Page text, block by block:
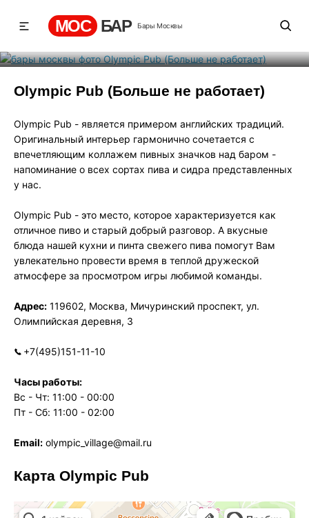
МОС БАР Бары Москвы
Olympic Pub (Больше не работает)
Olympic Pub - является примером английских традиций.
Оригинальный интерьер гармонично сочетается с
впечетляющим коллажем пивных значков над баром -
напоминание о всех сортах пива и сидра представленных
у нас.
Olympic Pub - это место, которое характеризуется как
отличное пиво и старый добрый разговор. А вкусные
блюда нашей кухни и пинта свежего пива помогут Вам
увлекательно провести время в теплой дружеской
атмосфере за просмотром игры любимой команды.
Адрес: 119602, Москва, Мичуринский проспект, ул.
Олимпийская деревня, 3
+7(495)151-11-10
Часы работы:
Вс - Чт: 11:00 - 00:00
Пт - Сб: 11:00 - 02:00
Email: olympic_village@mail.ru
Карта Olympic Pub